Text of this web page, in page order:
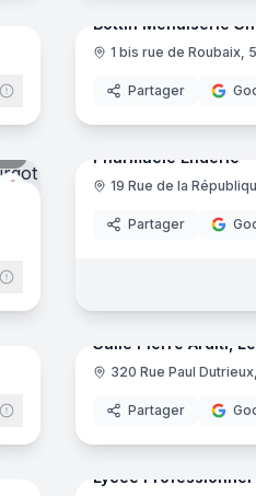
Menuisier
Bottin Menuiserie
1 bis rue de Roubaix,
Partager
GRETA CFA Pharmacie
Pharmacie Enderlé
19 Rue de la
Partager
Salle de spectacles
Salle Pierre Arditi,
320 Rue Paul
Partager
10
Lycee Professionnel